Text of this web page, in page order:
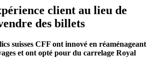
client au lieu de
des billets
suisses CFF ont innové en réaménageant
et ont opté pour du carrelage Royal